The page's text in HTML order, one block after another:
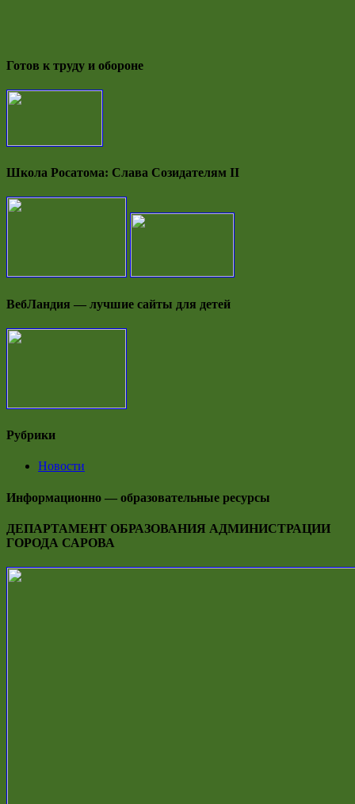
Готов к труду и обороне
Школа Росатома: Слава Созидателям II
ВебЛандия — лучшие сайты для детей
Рубрики
Новости
Информационно — образовательные ресурсы
ДЕПАРТАМЕНТ ОБРАЗОВАНИЯ АДМИНИСТРАЦИИ
ГОРОДА САРОВА